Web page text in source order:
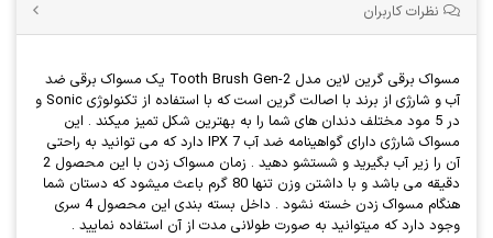
نظرات کاربران
مسواک برقی گرین لاین مدل Tooth Brush Gen-2 یک مسواک برقی ضد
آب و شارژی از برند با اصالت گرین است که با استفاده از تکنولوژی Sonic و
در 5 مود مختلف دندان های شما را به بهترین شکل تمیز میکند . این
مسواک شارژی دارای گواهینامه ضد آب IPX 7 دارد که می توانید به راحتی
آن را زیر آب بگیرید و شستشو دهید . زمان مسواک زدن با این محصول 2
دقیقه می باشد و با داشتن وزن تنها 80 گرم باعث میشود که دستان شما
هنگام مسواک زدن خسته نشود . داخل بسته بندی این محصول 4 سری
وجود دارد که میتوانید به صورت طولانی مدت از آن استفاده نمایید .